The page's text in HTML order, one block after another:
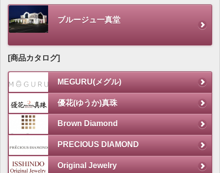
ブルージュ一真堂
[商品カタログ]
MEGURU(メグル)
優花(ゆうか)真珠
Brown Diamond
PRECIOUS DIAMOND
Original Jewelry